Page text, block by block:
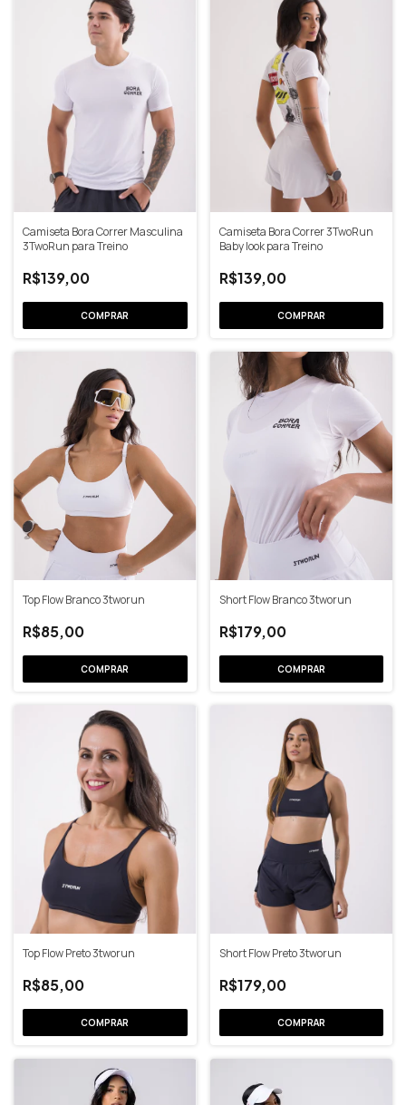
Camiseta Bora Correr Masculina
3TwoRun para Treino
R$139,00
COMPRAR
Camiseta Bora Correr 3TwoRun
Baby look para Treino
R$139,00
COMPRAR
Top Flow Branco 3tworun
R$85,00
COMPRAR
Short Flow Branco 3tworun
R$179,00
COMPRAR
Top Flow Preto 3tworun
R$85,00
COMPRAR
Short Flow Preto 3tworun
R$179,00
COMPRAR